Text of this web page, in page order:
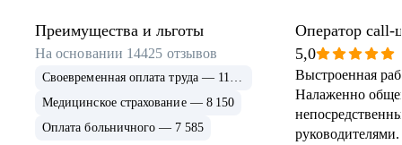
Преимущества и льготы
На основании 14425 отзывов
Своевременная оплата труда — 11 450
Медицинское страхование — 8 150
Оплата больничного — 7 585
Оператор call-
5,0
Выстроенная
Налаженно